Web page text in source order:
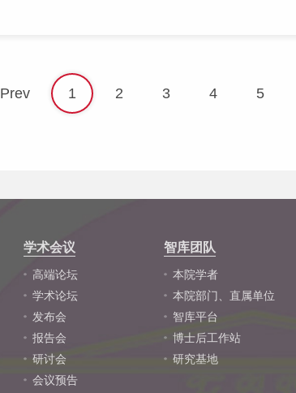
Prev 1 2 3 4 5
学术会议
高端论坛
学术论坛
发布会
报告会
研讨会
会议预告
智库团队
本院学者
本院部门、直属单位
智库平台
博士后工作站
研究基地